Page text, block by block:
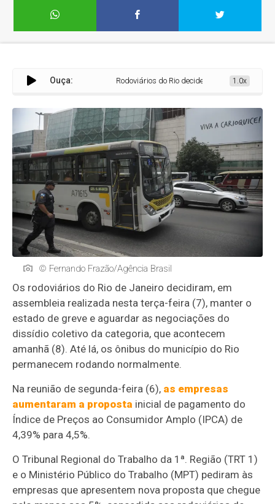
Ouça: Rodoviários do Rio decidem continuar em
1.0x
© Fernando Frazão/Agência Brasil
Os rodoviários do Rio de Janeiro decidiram, em
assembleia realizada nesta terça-feira (7), manter o
estado de greve e aguardar as negociações do
dissídio coletivo da categoria, que acontecem
amanhã (8). Até lá, os ônibus do município do Rio
permanecem rodando normalmente.
Na reunião de segunda-feira (6), as empresas
aumentaram a proposta inicial de pagamento do
Índice de Preços ao Consumidor Amplo (IPCA) de
4,39% para 4,5%.
O Tribunal Regional do Trabalho da 1ª. Região (TRT 1)
e o Ministério Público do Trabalho (MPT) pediram às
empresas que apresentem nova proposta que chegue